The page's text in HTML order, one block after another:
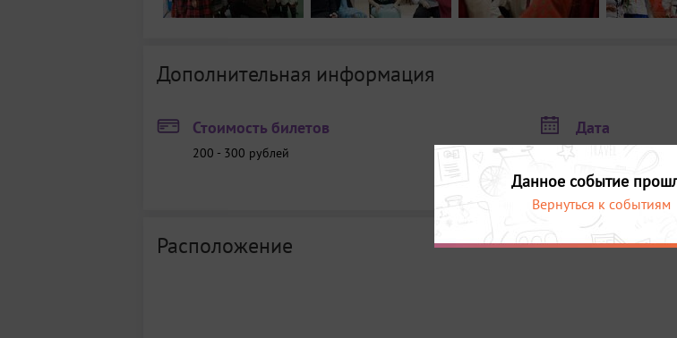
Дополнительная информация
Стоимость билетов
200 - 300 рублей
Дата
12 ноября в
13 ноября в 10:00
Расположение
Данное событие
Вернуться к событиям